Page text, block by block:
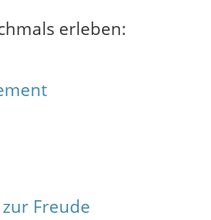
erleben:
Freude